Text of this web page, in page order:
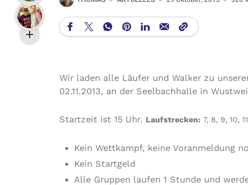
Wir laden alle Läufer und Walker zu
02.11.2013, an der Seelbachhalle in
Startzeit ist 15 Uhr. Laufstrecken: 7, 8, 9, 10,
Kein Wettkampf, keine Voranmeldung
Kein Startgeld
Alle Gruppen laufen 1 Stunde und